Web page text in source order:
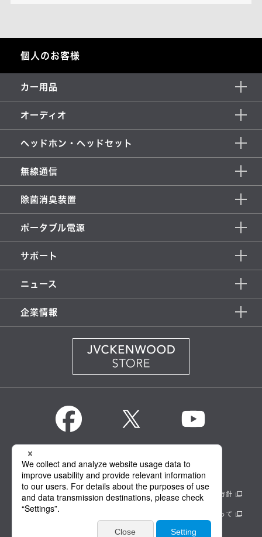
個人のお客様
カー用品
オーディオ
ヘッドホン・ヘッドセット
無線通信
除菌消臭装置
ポータブル電源
サポート
ニュース
企業情報
KENWOOD Global
情報セキュリティ基本方針 製品安全に関する基本方針
正しい表示への取り組み サイトのご利用にあたって